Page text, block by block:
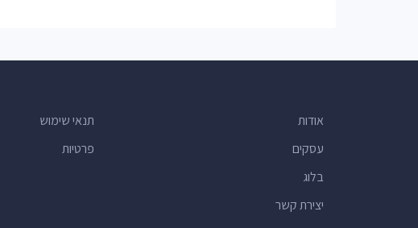
מוזיאונים(9)
תנאי שימוש
פרטיות
אודות
עסקים
בלוג
יצירת קשר